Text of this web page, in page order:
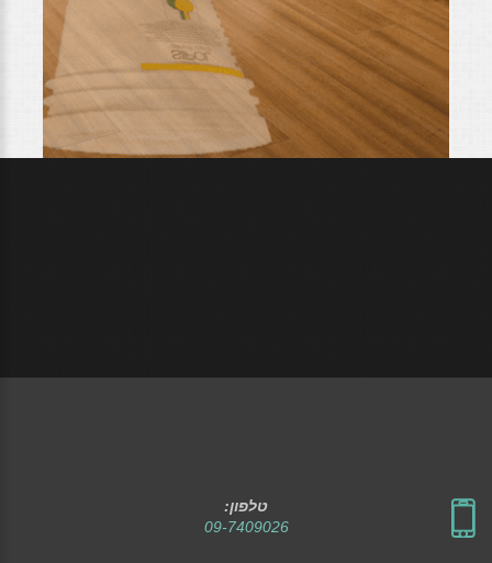
טלפון:
09-7409026